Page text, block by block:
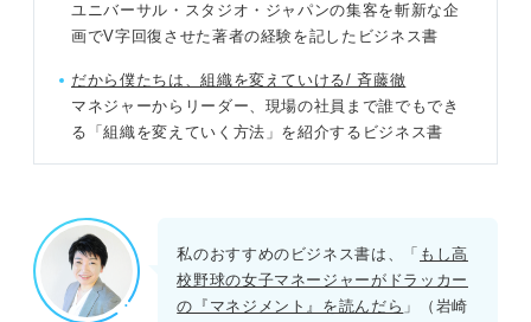
ユニバーサル・スタジオ・ジャパンの集客を斬新な企
画でV字回復させた著者の経験を記したビジネス書
だから僕たちは、組織を変えていける/ 斉藤徹
マネジャーからリーダー、現場の社員まで誰でもでき
る「組織を変えていく方法」を紹介するビジネス書
私のおすすめのビジネス書は、「 もし高
校野球の女子マネージャーがドラッカー
の『マネジメント』を読んだら 」（岩崎